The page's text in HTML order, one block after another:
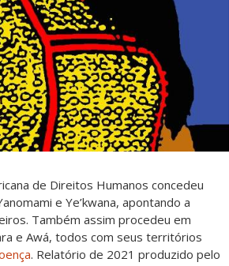
de Direitos Humanos concedeu
e Ye’kwana, apontando a
Também assim procedeu em
e Awá, todos com seus territórios
. Relatório de 2021 produzido pelo